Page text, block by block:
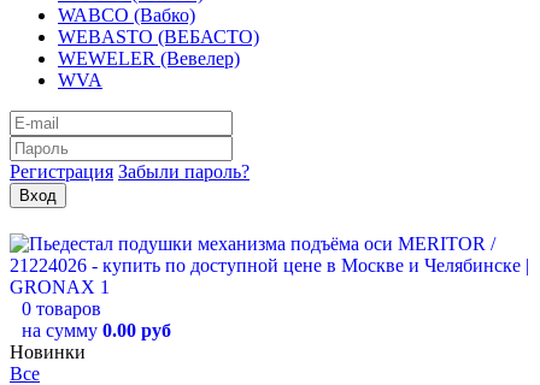
WABCO (Вабко)
WEBASTO (ВЕБАСТО)
WEWELER (Вевелер)
WVA
Регистрация Забыли пароль?
0 товаров
на сумму 0.00 руб
Новинки
Все